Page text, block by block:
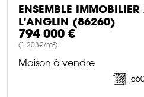
ENSEMBLE
L'ANGLIN (86260)
794 000 €
(1 203€/m²)
Maison à vendre